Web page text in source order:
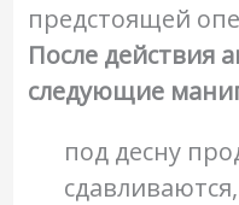
предстоящей
После действия
следующие
под десну